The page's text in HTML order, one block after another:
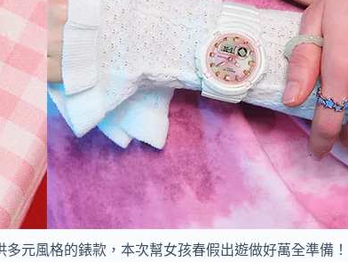
元風格的錶款，本次幫女孩春假出遊做好萬全準備！